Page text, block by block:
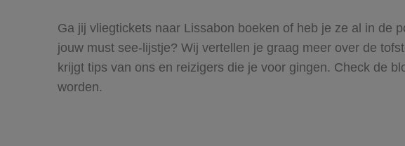
Ga jij vliegtickets naar Lissabon boeken of heb je ze al in de
jouw must see-lijstje? Wij vertellen je graag meer over de
krijgt tips van ons en reizigers die je voor gingen. Check de
worden.